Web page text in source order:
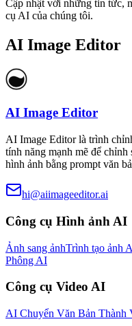
Cập nhật với những tin tức,
cụ AI của chúng tôi.
AI Image Editor
AI Image Editor
AI Image Editor là trình
tính năng mạnh mẽ để
hình ảnh bằng prompt văn
hi@aiimageeditor.ai
Công cụ Hình ảnh AI
Ảnh sang ảnhTrình tạo ảnh
Phông AI
Công cụ Video AI
AI Chuyển Văn Bản Thành